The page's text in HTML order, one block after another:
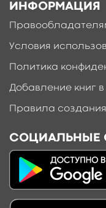
ИНФОРМАЦИЯ
Условия
Политика
Добавление книг
Правила
СОЦИАЛЬНЫЕ